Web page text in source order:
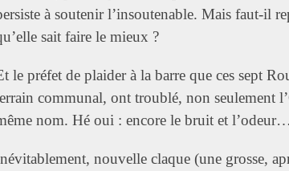
à soutenir l’insoutenable. Mais faut-il
sait faire le mieux ?
le préfet de plaider à la barre que ces sept
communal, ont troublé, non seulement
nom. Hé oui : encore le bruit et l’odeur…
nouvelle claque (une grosse,